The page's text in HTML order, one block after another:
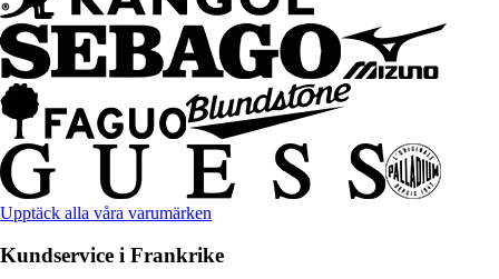
Upptäck alla våra varumärken
Kundservice i Frankrike